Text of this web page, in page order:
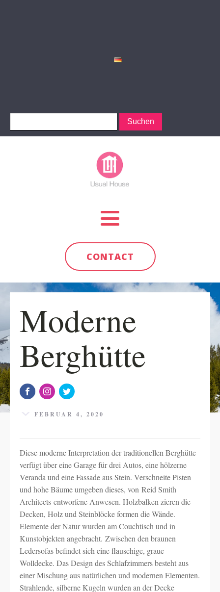
CONTACT
Moderne
Berghütte
FEBRUAR 4, 2020
Diese moderne Interpretation der traditionellen Berghütte
verfügt über eine Garage für drei Autos, eine hölzerne
Veranda und eine Fassade aus Stein. Verschneite Pisten
und hohe Bäume umgeben dieses, von Reid Smith
Architects entworfene Anwesen. Holzbalken zieren die
Decken, Holz und Steinblöcke formen die Wände.
Elemente der Natur wurden am Couchtisch und in
Kunstobjekten angebracht. Zwischen den braunen
Ledersofas befindet sich eine flauschige, graue
Wolldecke. Das Design des Schlafzimmers besteht aus
einer Mischung aus natürlichen und modernen Elementen.
Strahlende, silberne Kugeln wurden an der Decke